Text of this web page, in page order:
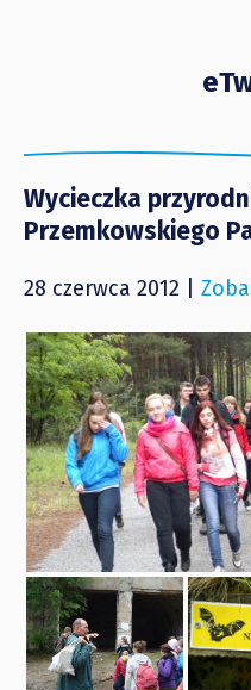
Wycieczka
Przemkowskiego
28 czerwca 2012 |